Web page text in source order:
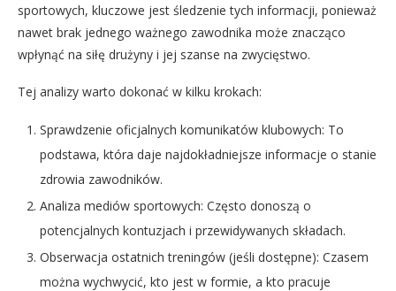
sportowych, kluczowe jest śledzenie tych informacji, ponieważ
nawet brak jednego ważnego zawodnika może znacząco
wpłynąć na siłę drużyny i jej szanse na zwycięstwo.
Tej analizy warto dokonać w kilku krokach:
Sprawdzenie oficjalnych komunikatów klubowych: To
podstawa, która daje najdokładniejsze informacje o stanie
zdrowia zawodników.
Analiza mediów sportowych: Często donoszą o
potencjalnych kontuzjach i przewidywanych składach.
Obserwacja ostatnich treningów (jeśli dostępne): Czasem
można wychwycić, kto jest w formie, a kto pracuje